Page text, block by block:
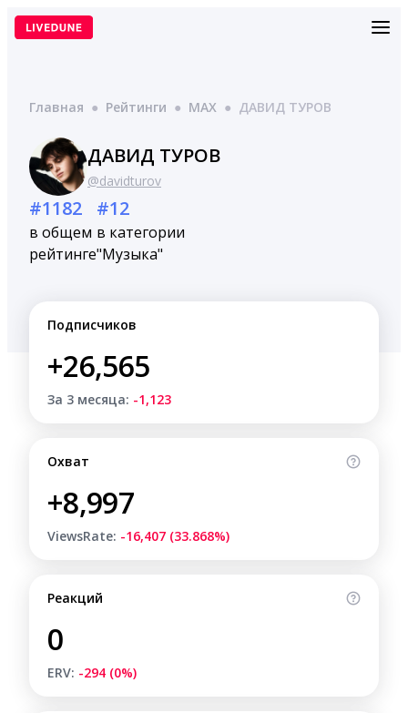
Перейти
Главная ● Рейтинги ● MAX ● ДАВИД ТУРОВ
ДАВИД ТУРОВ
@davidturov
#1182
в общем
рейтинге
#12
в категории
"Музыка"
Подписчиков
+26,565
За 3 месяца: -1,123
Охват
+8,997
ViewsRate: -16,407 (33.868%)
Реакций
0
ERV: -294 (0%)